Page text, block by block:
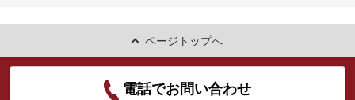
ページトップへ
電話でお問い合わせ